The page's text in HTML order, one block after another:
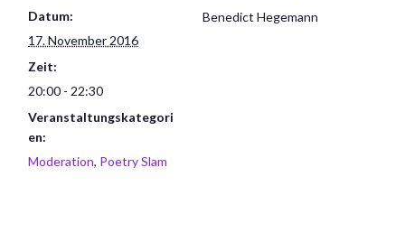
Datum:
17. November 2016
Zeit:
20:00 - 22:30
Veranstaltungskategori
en:
Moderation, Poetry Slam
Benedict Hegemann